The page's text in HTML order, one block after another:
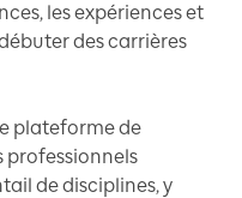
les expériences et
des carrières
plateforme de
professionnels
de disciplines, y